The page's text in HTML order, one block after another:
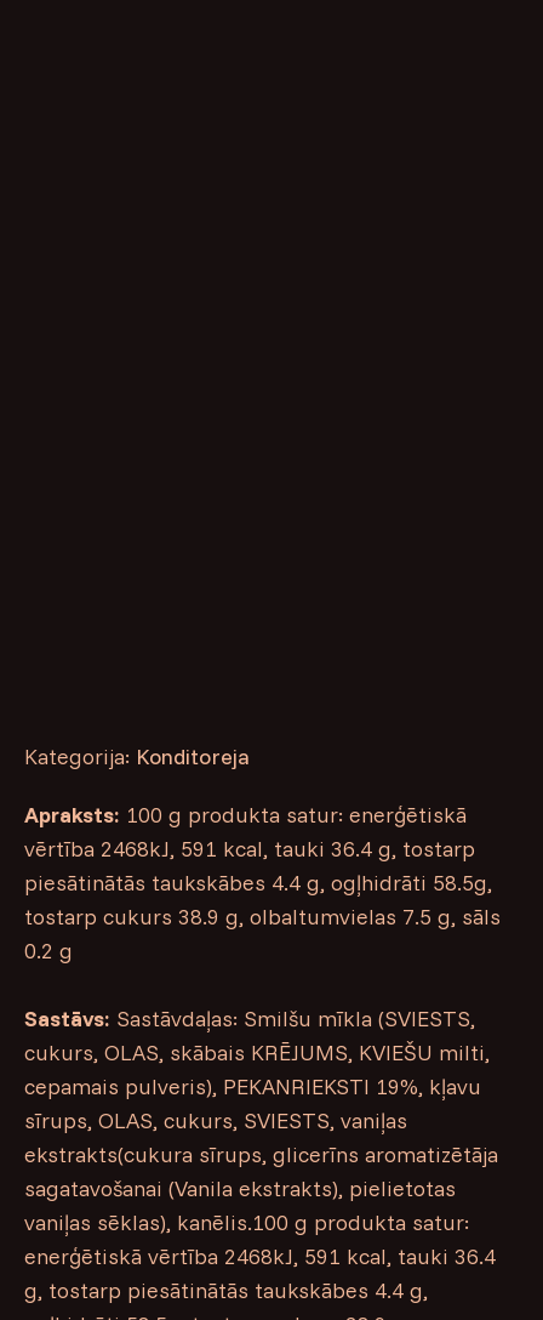
Kategorija: Konditoreja
Apraksts: 100 g produkta satur: enerģētiskā
vērtība 2468kJ, 591 kcal, tauki 36.4 g, tostarp
piesātinātās taukskābes 4.4 g, ogļhidrāti 58.5g,
tostarp cukurs 38.9 g, olbaltumvielas 7.5 g, sāls
0.2 g
Sastāvs: Sastāvdaļas: Smilšu mīkla (SVIESTS,
cukurs, OLAS, skābais KRĒJUMS, KVIEŠU milti,
cepamais pulveris), PEKANRIEKSTI 19%, kļavu
sīrups, OLAS, cukurs, SVIESTS, vaniļas
ekstrakts(cukura sīrups, glicerīns aromatizētāja
sagatavošanai (Vanila ekstrakts), pielietotas
vaniļas sēklas), kanēlis.100 g produkta satur:
enerģētiskā vērtība 2468kJ, 591 kcal, tauki 36.4
g, tostarp piesātinātās taukskābes 4.4 g,